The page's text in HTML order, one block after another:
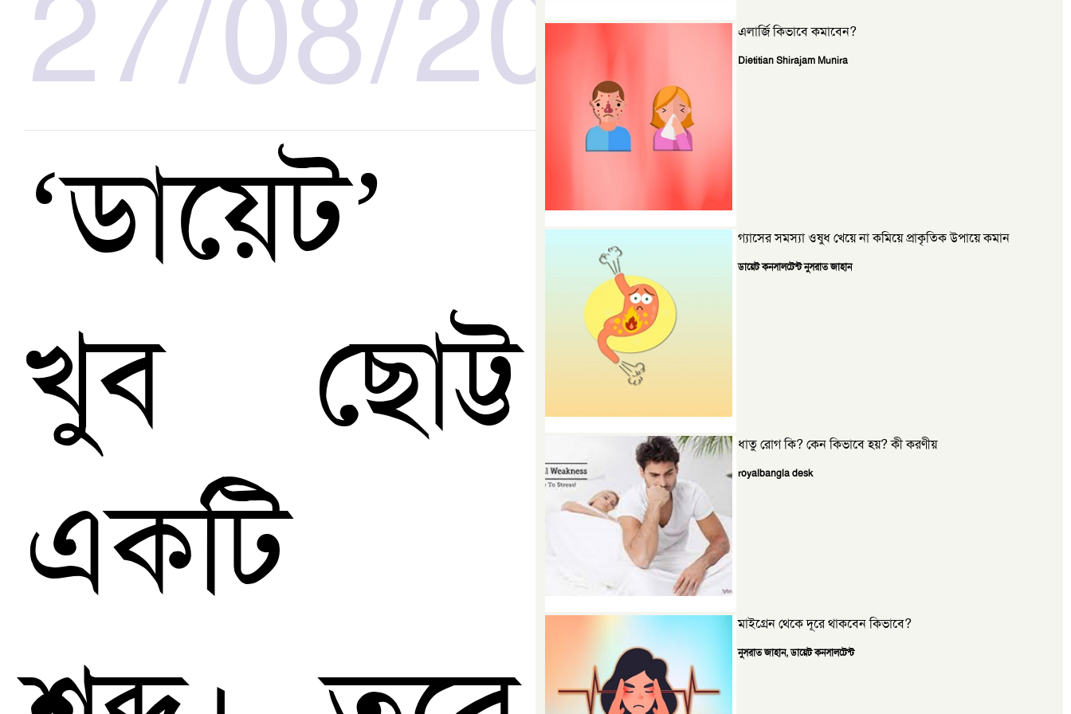
27/08/2024
‘ডায়েট’
খুব ছোট্ট
একটি
এলার্জি কিভাবে কমাবেন?
Dietitian Shirajam Munira
গ্যাসের সমস্যা ওষুধ খেয়ে না কমিয়ে প্রাকৃতিক উপায়ে কমান
ডায়েট কনসালটেন্ট নুসরাত জাহান
ধাতু রোগ কি? কেন কিভাবে হয়? কী করণীয়
royalbangla desk
মাইগ্রেন থেকে দূরে থাকবেন কিভাবে?
নুসরাত জাহান, ডায়েট কনসালটেন্ট